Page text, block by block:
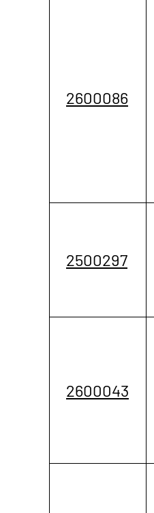
2600086
2500297
2600043